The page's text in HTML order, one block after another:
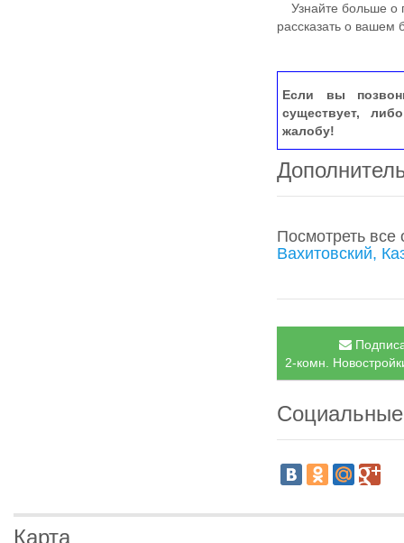
Узнайте больше о
рассказать о
Если вы
существует,
жалобу!
Посмотреть
Вахитовский,
2-комн.
Карта